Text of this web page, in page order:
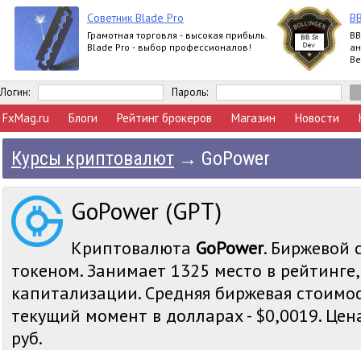
Советник Blade Pro
Грамотная торговля - высокая прибыль.
Blade Pro - выбор профессионалов!
Логин: Пароль:
FxMag.ru Блоги Рейтинг брокеров Магазин Новости
Курсы криптовалют → GoPower
GoPower (GPT)
Криптовалюта GoPower. Биржевой
токеном. Занимает 1325 место в
капитализации. Средняя биржевая
текущий момент в долларах - $0,0019.
руб.